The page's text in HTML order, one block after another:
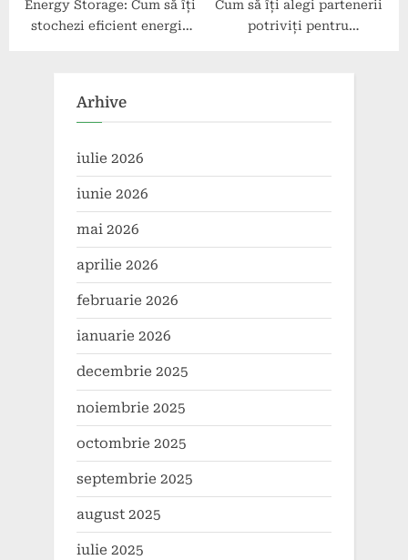
Energy Storage: Cum să îți
stochezi eficient energia
Cum să îți alegi partenerii
potriviți pentru
Arhive
iulie 2026
iunie 2026
mai 2026
aprilie 2026
februarie 2026
ianuarie 2026
decembrie 2025
noiembrie 2025
octombrie 2025
septembrie 2025
august 2025
iulie 2025